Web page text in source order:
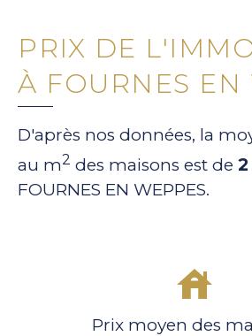
PRIX DE
À FOURNES EN
D'après nos données, la
au m2 des maisons est de
FOURNES EN WEPPES.
Prix moyen des